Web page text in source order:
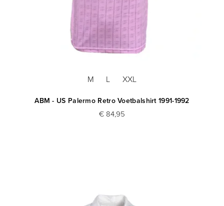
M L XXL
ABM - US Palermo Retro Voetbalshirt 1991-1992
€ 84,95